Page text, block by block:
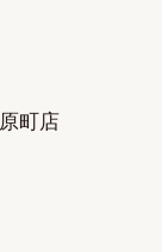
原町店